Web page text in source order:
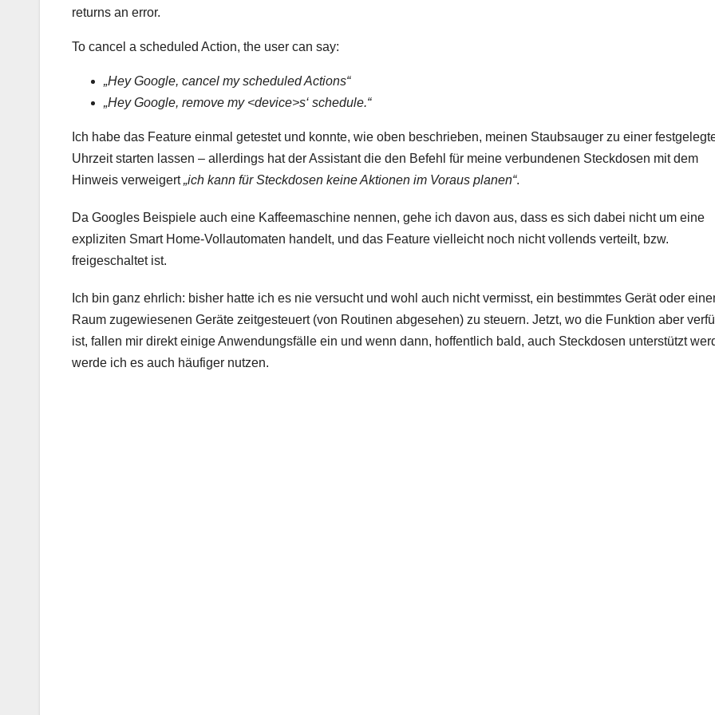
returns an error.
To cancel a scheduled Action, the user can say:
„Hey Google, cancel my scheduled Actions“
„Hey Google, remove my <device>s‘ schedule.“
Ich habe das Feature einmal getestet und konnte, wie oben beschrieben, meinen Staubsauger zu einer
Uhrzeit starten lassen – allerdings hat der Assistant die den Befehl für meine verbundenen Steckdosen mit dem
Hinweis verweigert„ich kann für Steckdosen keine Aktionen im Voraus planen“.
Da Googles Beispiele auch eine Kaffeemaschine nennen, gehe ich davon aus, dass es sich dabei nicht um eine
expliziten Smart Home-Vollautomaten handelt, und das Feature vielleicht noch nicht vollends verteilt, bzw.
freigeschaltet ist.
Ich bin ganz ehrlich: bisher hatte ich es nie versucht und wohl auch nicht vermisst, ein bestimmtes Gerät oder
Raum zugewiesenen Geräte zeitgesteuert (von Routinen abgesehen) zu steuern. Jetzt, wo die Funktion aber
ist, fallen mir direkt einige Anwendungsfälle ein und wenn dann, hoffentlich bald, auch Steckdosen unterstützt
werde ich es auch häufiger nutzen.